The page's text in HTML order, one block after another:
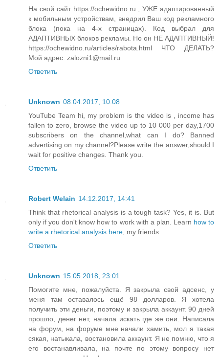
На свой сайт https://ochewidno.ru , УЖЕ адаптированный
к мобильным устройствам, внедрил Ваш код рекламного
блока (пока на 4-х страницах). Код выбрал для
АДАПТИВНЫХ блоков рекламы. Но он НЕ АДАПТИВНЫЙ!
https://ochewidno.ru/articles/rabota.html ЧТО ДЕЛАТЬ?
Мой адрес: zalozni1@mail.ru
Ответить
Unknown 08.04.2017, 10:08
YouTube Team hi, my problem is the video is , income has
fallen to zero, browse the video up to 10 000 per day,1700
subscribers on the channel,what can I do? Banned
advertising on my channel?Please write the answer,should I
wait for positive changes. Thank you.
Ответить
Robert Welain 14.12.2017, 14:41
Think that rhetorical analysis is a tough task? Yes, it is. But
only if you don't know how to work with a plan. Learn how to
write a rhetorical analysis here, my friends.
Ответить
Unknown 15.05.2018, 23:01
Помогите мне, пожалуйста. Я закрыла свой адсенс, у
меня там оставалось ещё 98 долларов. Я хотела
получить эти деньги, поэтому и закрыла аккаунт. 90 дней
прошло, денег нет, начала искать где же они. Написала
на форум, на форуме мне начали хамить, мол я такая
сякая, натыкала, востановила аккаунт. Я не помню, что я
его востанавливала, на почте по этому вопросу нет